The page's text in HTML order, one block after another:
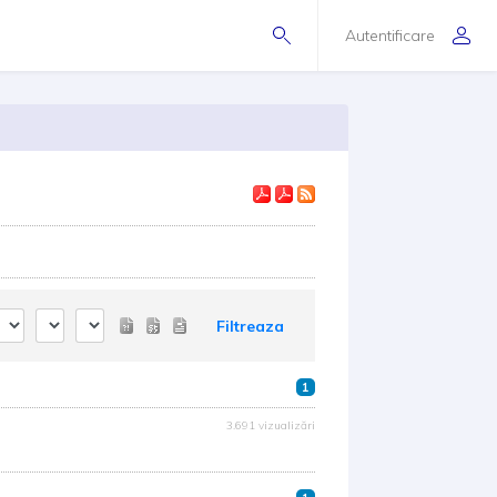
Autentificare
Filtreaza
1
3.691 vizualizări